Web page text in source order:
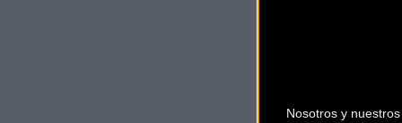
Nosotros y